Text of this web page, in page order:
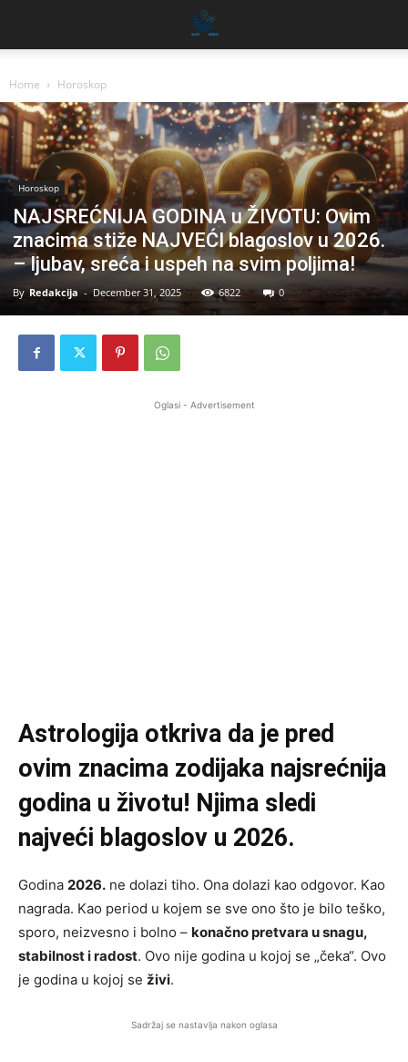
Home Horoskop
Horoskop
NAJSREĆNIJA GODINA u ŽIVOTU: Ovim
znacima stiže NAJVEĆI blagoslov u 2026.
– ljubav, sreća i uspeh na svim poljima!
By Redakcija - December 31, 2025 6822 0
Oglasi - Advertisement
Astrologija otkriva da je pred
ovim znacima zodijaka najsrećnija
godina u životu! Njima sledi
najveći blagoslov u 2026.
Godina 2026. ne dolazi tiho. Ona dolazi kao odgovor. Kao
nagrada. Kao period u kojem se sve ono što je bilo teško,
sporo, neizvesno i bolno – konačno pretvara u snagu,
stabilnost i radost. Ovo nije godina u kojoj se „čeka“. Ovo
je godina u kojoj se živi.
Sadržaj se nastavlja nakon oglasa